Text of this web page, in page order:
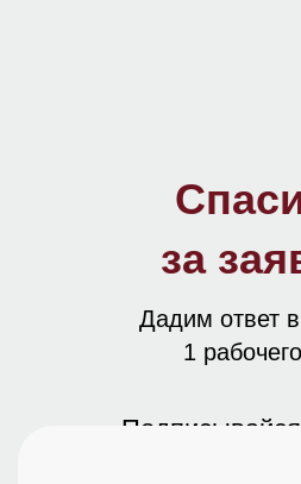
за
Дадим ответ
1